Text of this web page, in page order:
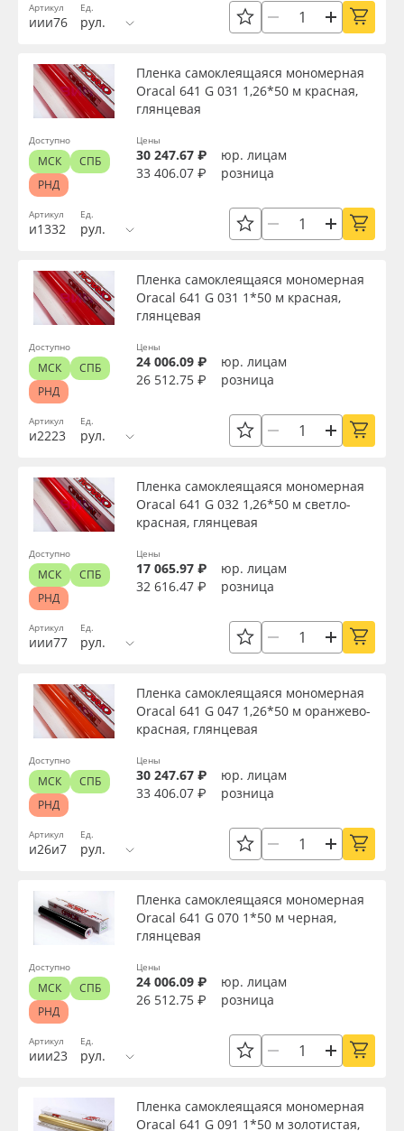
Артикул
иии76
Ед.
рул.
Артикул
и1332
Пленка самоклеящаяся мономерная
Oracal 641 G 031 1,26*50 м красная,
глянцевая
Ед.
рул.
Цены
30 247.67 ₽
юр. лицам
33 406.07 ₽
розница
Доступно
МСК
СПБ
РНД
Артикул
и2223
Пленка самоклеящаяся мономерная
Oracal 641 G 031 1*50 м красная,
глянцевая
Ед.
рул.
Цены
24 006.09 ₽
юр. лицам
26 512.75 ₽
розница
Доступно
МСК
СПБ
РНД
Артикул
иии77
Пленка самоклеящаяся мономерная
Oracal 641 G 032 1,26*50 м светло-
красная, глянцевая
Ед.
рул.
Цены
17 065.97 ₽
юр. лицам
32 616.47 ₽
розница
Доступно
МСК
СПБ
РНД
Артикул
и26и7
Пленка самоклеящаяся мономерная
Oracal 641 G 047 1,26*50 м оранжево-
красная, глянцевая
Ед.
рул.
Цены
30 247.67 ₽
юр. лицам
33 406.07 ₽
розница
Доступно
МСК
СПБ
РНД
Артикул
иии23
Пленка самоклеящаяся мономерная
Oracal 641 G 070 1*50 м черная,
глянцевая
Ед.
рул.
Цены
24 006.09 ₽
юр. лицам
26 512.75 ₽
розница
Доступно
МСК
СПБ
РНД
Пленка самоклеящаяся мономерная
Oracal 641 G 091 1*50 м золотистая,